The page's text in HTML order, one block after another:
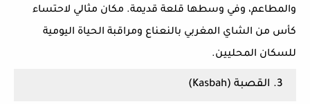
والمطاعم، وفي وسطها قلعة قديمة. مكان مثالي لاحتساء
كأس من الشاي المغربي بالنعناع ومراقبة الحياة اليومية
للسكان المحليين.
3. القصبة (Kasbah)